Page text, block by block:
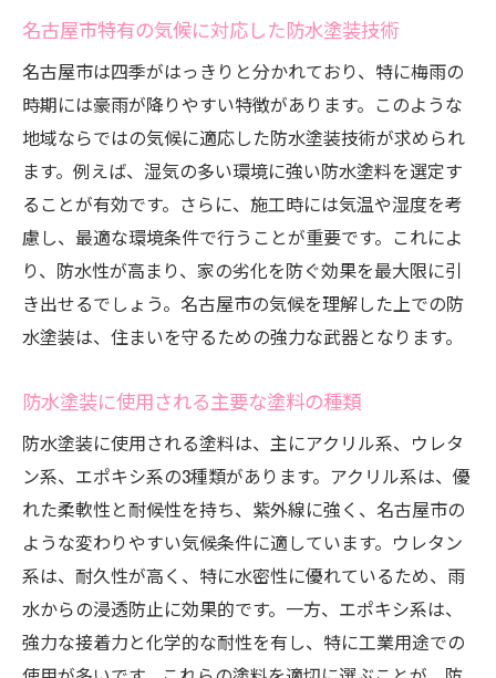
名古屋市での防水塗装施工時に留意すべき
点
施工業者選びのポイントと注意点
防水塗装の施工手順とその流れ
防水塗装施工後の確認ポイント
施工後のケアとメンテナンス方法
防水塗装施工後の期待される効果と持続性
名古屋市の気候に適した防水塗装で長寿命化を
実現
季節ごとの気候変化に対応する防水塗装
湿度と気温が防水塗装に与える影響
耐久性に優れた防水塗装の選び方
防水塗装の季節ごとの最適な施工時期
地元気候に合った防水塗装の実践事例
防水塗装で名古屋市の住まいの未来を守る方法
長期的な視点で見る防水塗装の効果
名古屋市特有の気候に対応した防水塗装技術
名古屋市は四季がはっきりと分かれており、特に梅雨の
時期には豪雨が降りやすい特徴があります。このような
地域ならではの気候に適応した防水塗装技術が求められ
ます。例えば、湿気の多い環境に強い防水塗料を選定す
ることが有効です。さらに、施工時には気温や湿度を考
慮し、最適な環境条件で行うことが重要です。これによ
り、防水性が高まり、家の劣化を防ぐ効果を最大限に引
き出せるでしょう。名古屋市の気候を理解した上での防
水塗装は、住まいを守るための強力な武器となります。
防水塗装に使用される主要な塗料の種類
防水塗装に使用される塗料は、主にアクリル系、ウレタ
ン系、エポキシ系の3種類があります。アクリル系は、優
れた柔軟性と耐候性を持ち、紫外線に強く、名古屋市の
ような変わりやすい気候条件に適しています。ウレタン
系は、耐久性が高く、特に水密性に優れているため、雨
水からの浸透防止に効果的です。一方、エポキシ系は、
強力な接着力と化学的な耐性を有し、特に工業用途での